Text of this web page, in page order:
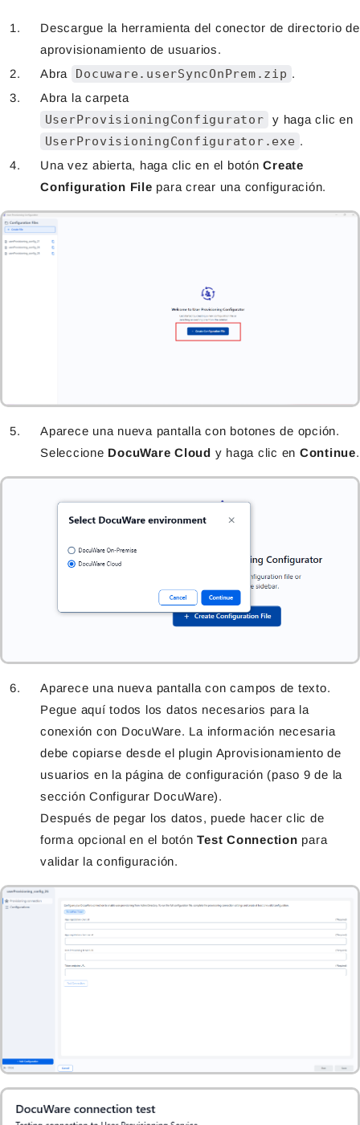
Descargue la herramienta del conector de directorio de
aprovisionamiento de usuarios.
Abra
Docuware.userSyncOnPrem.zip .
Abra la carpeta
UserProvisioningConfigurator y haga clic en
UserProvisioningConfigurator.exe .
Una vez abierta, haga clic en el botónCreate
Configuration File para crear una configuración.
Aparece una nueva pantalla con botones de opción.
Seleccione DocuWare Cloud y haga clic en Continue.
Aparece una nueva pantalla con campos de texto.
Pegue aquí todos los datos necesarios para la
conexión con DocuWare. La información necesaria
debe copiarse desde el plugin Aprovisionamiento de
usuarios en la página de configuración (paso 9 de la
sección Configurar DocuWare).
Después de pegar los datos, puede hacer clic de
forma opcional en el botónTest Connection para
validar la configuración.